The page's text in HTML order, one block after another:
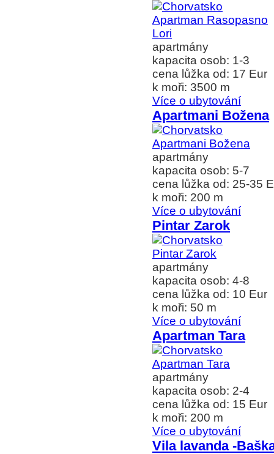
apartmány
kapacita osob: 1-3
cena lůžka od: 17 Eur
k moři: 3500 m
Více o ubytování
Apartmani Božena
apartmány
kapacita osob: 5-7
cena lůžka od: 25-35
k moři: 200 m
Více o ubytování
Pintar Zarok
apartmány
kapacita osob: 4-8
cena lůžka od: 10 Eur
k moři: 50 m
Více o ubytování
Apartman Tara
apartmány
kapacita osob: 2-4
cena lůžka od: 15 Eur
k moři: 200 m
Více o ubytování
Vila lavanda -